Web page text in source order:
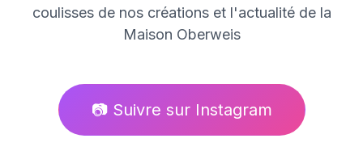
coulisses de nos créations et l'actualité de la
Maison Oberweis
📷 Suivre sur Instagram